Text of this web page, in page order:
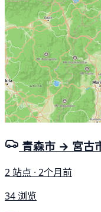
青森市 → 宮古
2 站点 · 2个月前
34 浏览